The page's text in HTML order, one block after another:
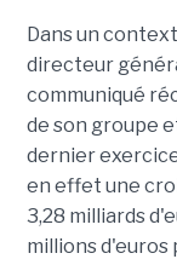
Dans un
directeur
communiqué
de son groupe
dernier
en effet une
3,28 milliards
millions